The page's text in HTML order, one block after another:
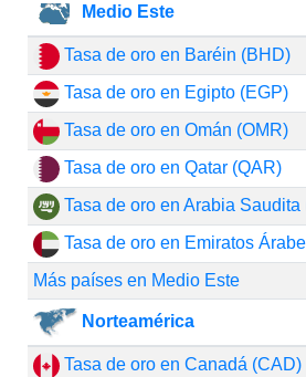
Medio Este
Tasa de oro en Baréin (BHD)
Tasa de oro en Egipto (EGP)
Tasa de oro en Omán (OMR)
Tasa de oro en Qatar (QAR)
Tasa de oro en Arabia Saudita
Tasa de oro en Emiratos
Más países en Medio Este
Norteamérica
Tasa de oro en Canadá (CAD)